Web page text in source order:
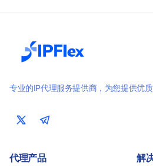
专业的IP代理服务提供商，为您提供优
代理产品 解